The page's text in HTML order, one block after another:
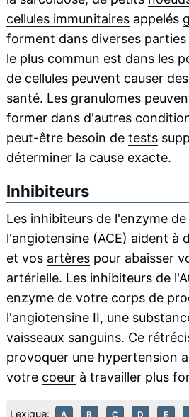
cellules immunitairesappelés
forment dans diverses
le plus commun est dans les
de cellules peuvent causer
santé. Les granulomes
former dans d'autres
peut-être besoin de tests
déterminer la cause exacte.
Inhibiteurs
Les inhibiteurs de l'enzyme
l'angiotensine (ACE) aident à
et vos artèrespour abaisser
artérielle. Les inhibiteurs de
enzyme de votre corps de
l'angiotensine II, une
vaisseaux sanguins. Ce
provoquer une hypertension
votre coeurà travailler plus
Lexique: A B C D E